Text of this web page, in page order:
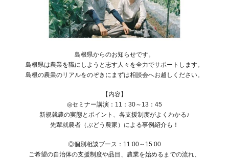
島根県からのお知らせです。
島根県は農業を職にしようと志す人々を全力でサポートします。
島根の農業のリアルをのぞきにまずは相談会へお越しください。
【内容】
◎セミナー講演：11：30～13：45
新規就農の実態とポイント、各支援制度がよくわかる♪
先輩就農者（ぶどう農家）による事例紹介も！
◎個別相談ブース：11:00～15:00
ご希望の自治体の支援制度や品目、農業を始めるまでの流れ、